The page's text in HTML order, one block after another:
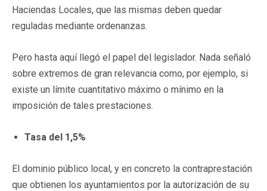
Haciendas Locales, que las mismas deben quedar
reguladas mediante ordenanzas.
Pero hasta aquí llegó el papel del legislador. Nada señaló
sobre extremos de gran relevancia como, por ejemplo, si
existe un límite cuantitativo máximo o mínimo en la
imposición de tales prestaciones.
Tasa del 1,5%
El dominio público local, y en concreto la contraprestación
que obtienen los ayuntamientos por la autorización de su